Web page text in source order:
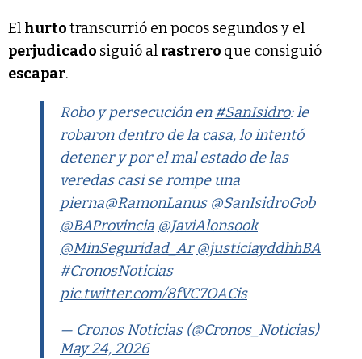
El hurtotranscurrió en pocos segundos y el
perjudicado siguió al rastrero que consiguió
escapar.
Robo y persecución en #SanIsidro: le
robaron dentro de la casa, lo intentó
detener y por el mal estado de las
veredas casi se rompe una
pierna@RamonLanus @SanIsidroGob
@BAProvincia @JaviAlonsook
@MinSeguridad_Ar @justiciayddhhBA
#CronosNoticias
pic.twitter.com/8fVC7OACis
— Cronos Noticias (@Cronos_Noticias)
May 24, 2026